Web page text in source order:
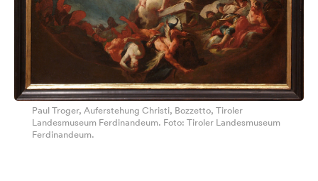
Paul Troger, Auferstehung Christi, Bozzetto, Tiroler
Landesmuseum Ferdinandeum. Foto: Tiroler Landesmuseum
Ferdinandeum.